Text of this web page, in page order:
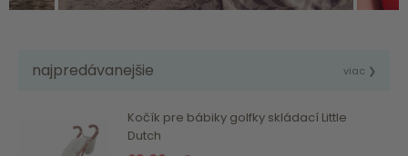
najpredávanejšie viac ❯
Kočík pre bábiky golfky skládací Little
Dutch